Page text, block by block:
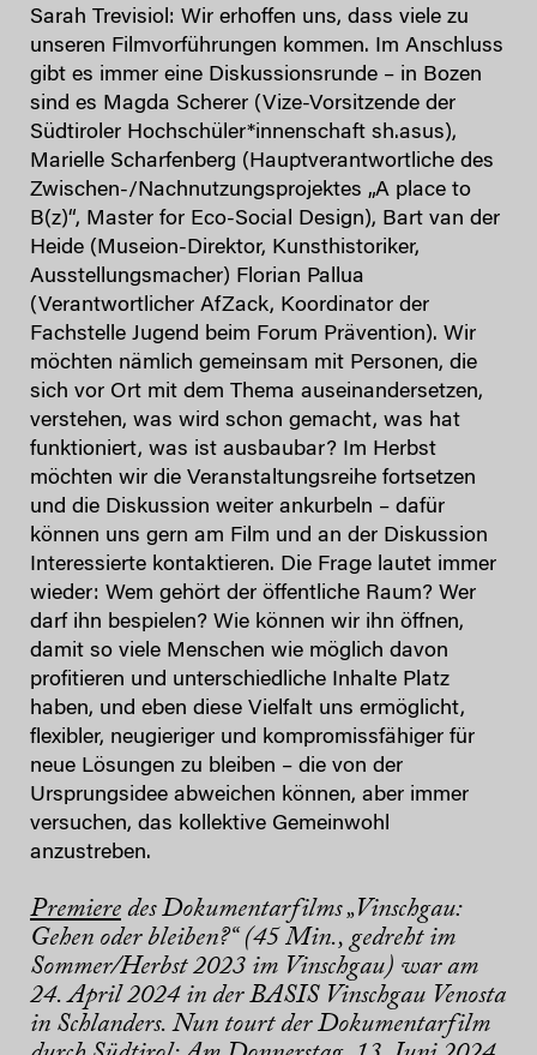
Sarah Trevisiol: Wir erhoffen uns, dass viele zu
unseren Filmvorführungen kommen. Im Anschluss
gibt es immer eine Diskussionsrunde – in Bozen
sind es Magda Scherer (Vize-Vorsitzende der
Südtiroler Hochschüler*innenschaft sh.asus),
Marielle Scharfenberg (Hauptverantwortliche des
Zwischen-/Nachnutzungsprojektes „A place to
B(z)“, Master for Eco-Social Design), Bart van der
Heide (Museion-Direktor, Kunsthistoriker,
Ausstellungsmacher) Florian Pallua
(Verantwortlicher AfZack, Koordinator der
Fachstelle Jugend beim Forum Prävention). Wir
möchten nämlich gemeinsam mit Personen, die
sich vor Ort mit dem Thema auseinandersetzen,
verstehen, was wird schon gemacht, was hat
funktioniert, was ist ausbaubar? Im Herbst
möchten wir die Veranstaltungsreihe fortsetzen
und die Diskussion weiter ankurbeln – dafür
können uns gern am Film und an der Diskussion
Interessierte kontaktieren. Die Frage lautet immer
wieder: Wem gehört der öffentliche Raum? Wer
darf ihn bespielen? Wie können wir ihn öffnen,
damit so viele Menschen wie möglich davon
profitieren und unterschiedliche Inhalte Platz
haben, und eben diese Vielfalt uns ermöglicht,
flexibler, neugieriger und kompromissfähiger für
neue Lösungen zu bleiben – die von der
Ursprungsidee abweichen können, aber immer
versuchen, das kollektive Gemeinwohl
anzustreben.
Premiere des Dokumentarfilms „Vinschgau:
Gehen oder bleiben?“ (45 Min., gedreht im
Sommer/Herbst 2023 im Vinschgau) war am
24. April 2024 in der BASIS Vinschgau Venosta
in Schlanders. Nun tourt der Dokumentarfilm